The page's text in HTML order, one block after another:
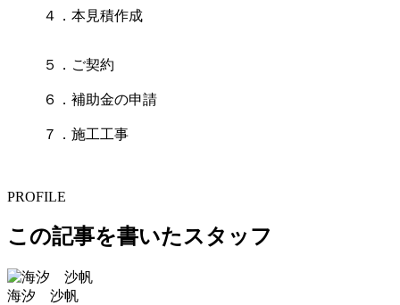
４．本見積作成
５．ご契約
６．補助金の申請
７．施工工事
PROFILE
この記事を書いたスタッフ
海汐 沙帆